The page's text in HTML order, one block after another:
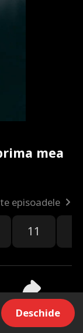
mea
episoadele
11
Distribuie
Deschide